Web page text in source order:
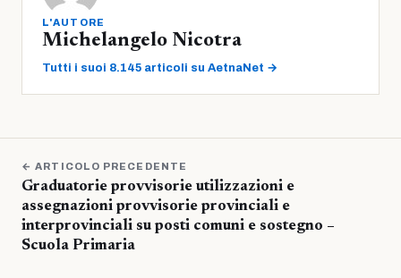
L'AUTORE
Michelangelo Nicotra
Tutti i suoi 8.145 articoli su AetnaNet →
← ARTICOLO PRECEDENTE
Graduatorie provvisorie utilizzazioni e
assegnazioni provvisorie provinciali e
interprovinciali su posti comuni e sostegno –
Scuola Primaria